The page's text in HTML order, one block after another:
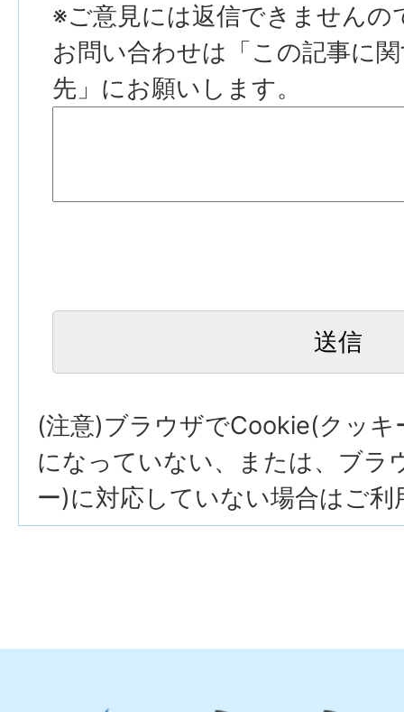
※ご意見には返信できませんの
お問い合わせは「この記事に
先」にお願いします。
(注意)ブラウザでCookie(クッキ
になっていない、または、ブラ
ー)に対応していない場合はご利